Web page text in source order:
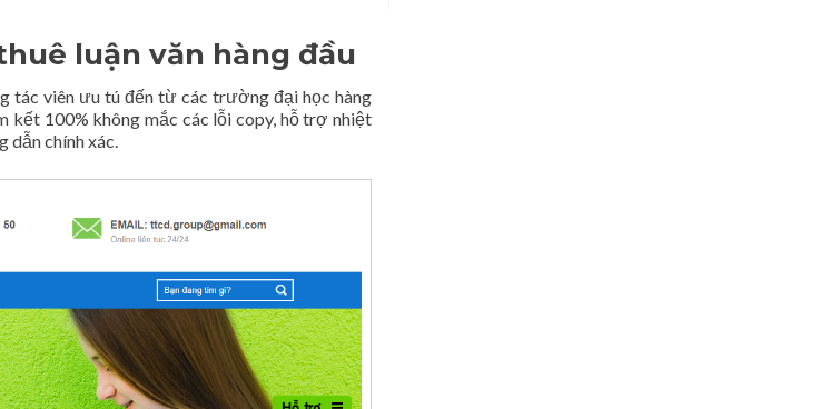
luận văn hàng đầu
tác viên ưu tú đến từ các trường đại học hàng
kết 100% không mắc các lỗi copy, hỗ trợ nhiệt
dẫn chính xác.